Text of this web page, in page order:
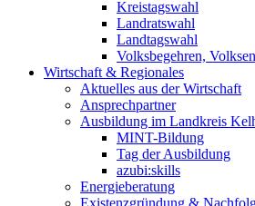
Kreistagswahl
Landratswahl
Landtagswahl
Volksbegehren,
Wirtschaft & Regionales
Aktuelles aus der Wirtschaft
Ansprechpartner
Ausbildung im Landkreis
MINT-Bildung
Tag der Ausbildung
azubi:skills
Energieberatung
Existenzgründung &